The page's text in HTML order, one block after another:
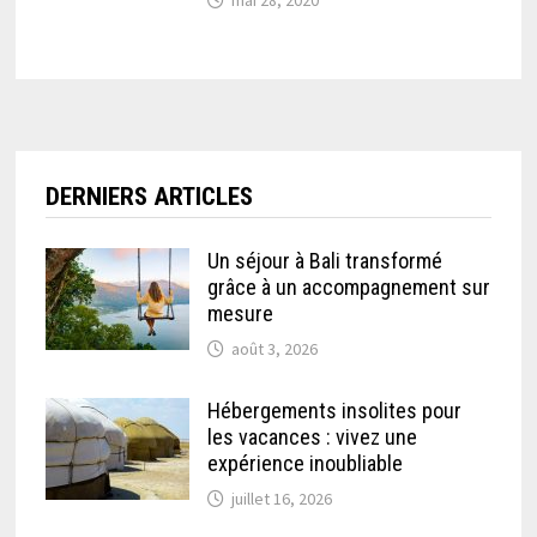
DERNIERS ARTICLES
Un séjour à Bali transformé
grâce à un accompagnement sur
mesure
août 3, 2026
Hébergements insolites pour
les vacances : vivez une
expérience inoubliable
juillet 16, 2026